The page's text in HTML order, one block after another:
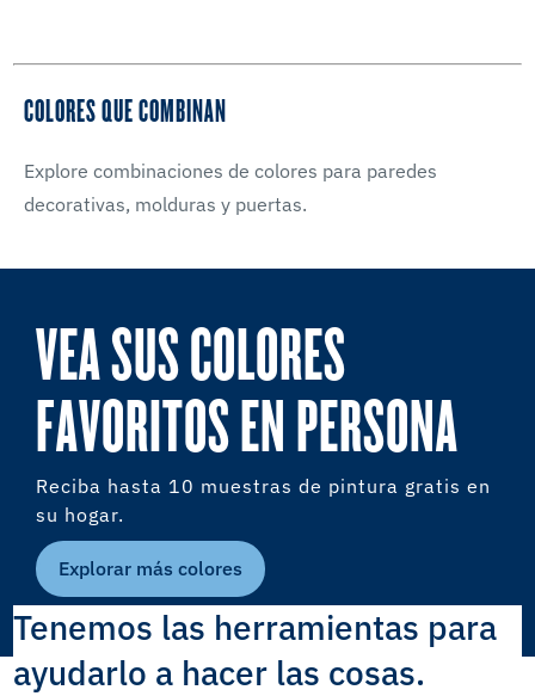
COLORES QUE COMBINAN
Explore combinaciones de colores para paredes
decorativas, molduras y puertas.
VEA SUS COLORES
FAVORITOS EN PERSONA
Reciba hasta 10 muestras de pintura gratis en
su hogar.
Explorar más colores
Tenemos las herramientas para
ayudarlo a hacer las cosas.